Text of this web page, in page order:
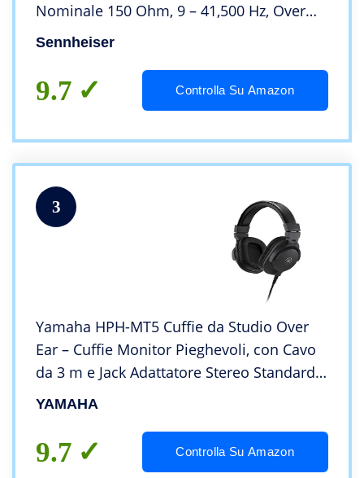
Nominale 150 Ohm, 9 – 41,500 Hz, Over
Ear, Modello 2019, Nero
Sennheiser
9.7 Controlla Su Amazon
3
Yamaha HPH-MT5 Cuffie da Studio Over
Ear – Cuffie Monitor Pieghevoli, con Cavo
da 3 m e Jack Adattatore Stereo Standard
da 6,3 mm – Nero
YAMAHA
9.7 Controlla Su Amazon